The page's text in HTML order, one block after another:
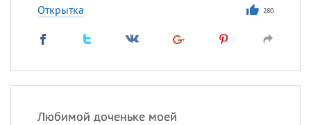
Открытка 280
Любимой доченьке моейКристина